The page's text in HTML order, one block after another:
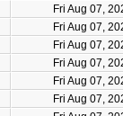
Fri Aug 07,
Fri Aug 07,
Fri Aug 07,
Fri Aug 07,
Fri Aug 07,
Fri Aug 07,